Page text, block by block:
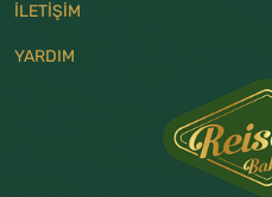
İLETİŞİM
YARDIM